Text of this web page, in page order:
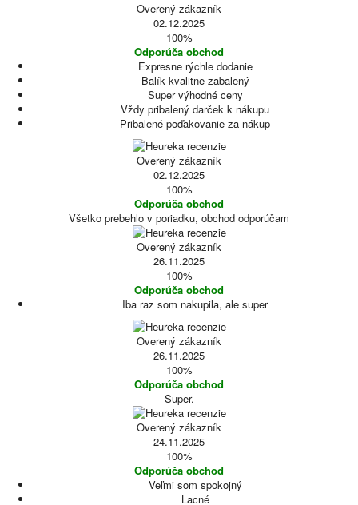
Overený zákazník
02.12.2025
100%
Odporúča obchod
Expresne rýchle dodanie
Balík kvalitne zabalený
Super výhodné ceny
Vždy pribalený darček k nákupu
Pribalené poďakovanie za nákup
Overený zákazník
02.12.2025
100%
Odporúča obchod
Všetko prebehlo v poriadku, obchod odporúčam
Overený zákazník
26.11.2025
100%
Odporúča obchod
Iba raz som nakupila, ale super
Overený zákazník
26.11.2025
100%
Odporúča obchod
Super.
Overený zákazník
24.11.2025
100%
Odporúča obchod
Veľmi som spokojný
Lacné